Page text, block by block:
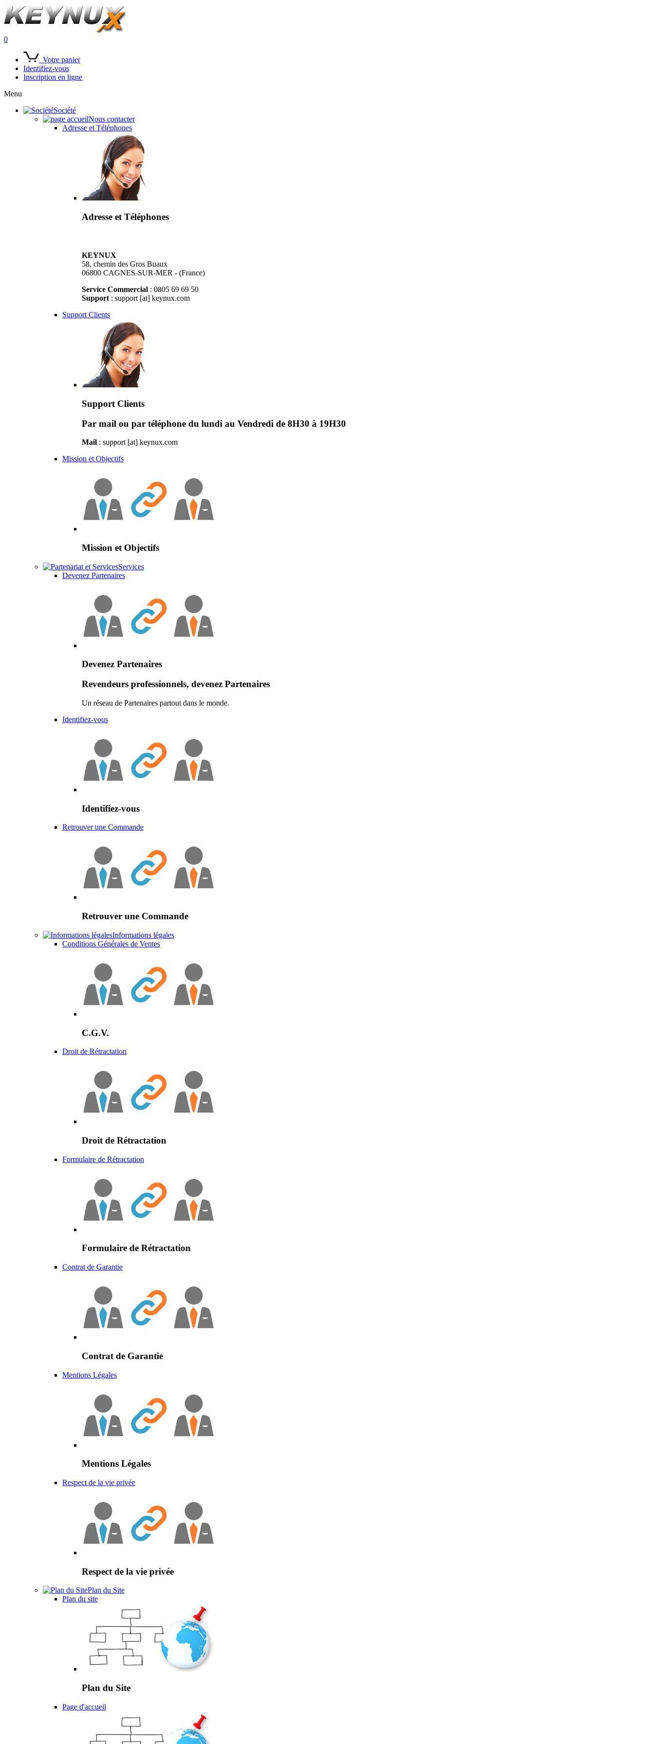
0
Votre panier
Identifiez-vous
Inscription en ligne
Menu
Société
Nous contacter
Adresse et Téléphones
Adresse et Téléphones
KEYNUX
58, chemin des Gros Buaux
06800 CAGNES-SUR-MER - (France)
Service Commercial : 0805 69 69 50
Support : support [at] keynux.com
Support Clients
Support Clients
Par mail ou par téléphone du lundi au Vendredi de 8H30 à 19H30
Mail : support [at] keynux.com
Mission et Objectifs
Mission et Objectifs
Services
Devenez Partenaires
Devenez Partenaires
Revendeurs professionnels, devenez Partenaires
Un réseau de Partenaires partout dans le monde.
Identifiez-vous
Identifiez-vous
Retrouver une Commande
Retrouver une Commande
Informations légales
Conditions Générales de Ventes
C.G.V.
Droit de Rétractation
Droit de Rétractation
Formulaire de Rétractation
Formulaire de Rétractation
Contrat de Garantie
Contrat de Garantie
Mentions Légales
Mentions Légales
Respect de la vie privée
Respect de la vie privée
Plan du Site
Plan du site
Plan du Site
Page d'accueil